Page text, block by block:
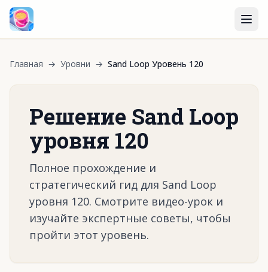
Главная → Уровни → Sand Loop Уровень 120
Решение Sand Loop
уровня 120
Полное прохождение и
стратегический гид для Sand Loop
уровня 120. Смотрите видео-урок и
изучайте экспертные советы, чтобы
пройти этот уровень.